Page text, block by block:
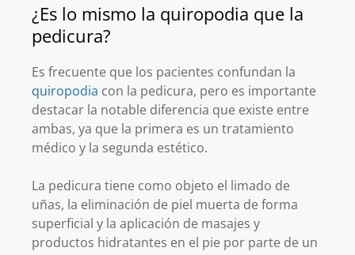
¿Es lo mismo la quiropodia que la
pedicura?
Es frecuente que los pacientes confundan la
quiropodia con la pedicura, pero es importante
destacar la notable diferencia que existe entre
ambas, ya que la primera es un tratamiento
médico y la segunda estético.
La pedicura tiene como objeto el limado de
uñas, la eliminación de piel muerta de forma
superficial y la aplicación de masajes y
productos hidratantes en el pie por parte de un